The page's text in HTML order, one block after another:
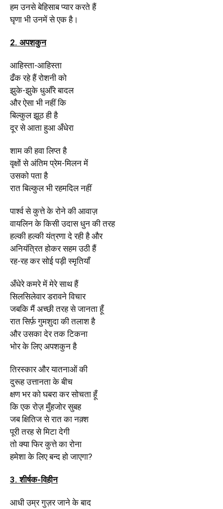
हम उनसे बेहिसाब प्यार करते हैं
घृणा भी उनमें से एक है।
2. अपशकुन
आहिस्ता-आहिस्ता
ढँक रहे हैं रोशनी को
झुके-झुके धुआँरे बादल
और ऐसा भी नहीं कि
बिल्कुल झूठ ही है
दूर से आता हुआ अँधेरा
शाम की हवा लिप्त है
वृक्षों से अंतिम प्रेम-मिलन में
उसको पता है
रात बिल्कुल भी रहमदिल नहीं
पार्श्व से कुत्ते के रोने की आवाज़
वायलिन के किसी उदास धुन की तरह
हल्की हल्की यंत्रणा दे रही है और
अनियंत्रित होकर सहम उठी हैं
रह-रह कर सोई पड़ी स्मृतियाँ
अँधेरे कमरे में मेरे साथ हैं
सिलसिलेवार डरावने विचार
जबकि मैं अच्छी तरह से जानता हूँ
रात सिर्फ़ गुमशुदा की तलाश है
और उसका देर तक टिकना
भोर के लिए अपशकुन है
तिरस्कार और यातनाओं की
दुरूह उत्तानता के बीच
क्षण भर को घबरा कर सोचता हूँ
कि एक रोज़ मुँहजोर सुबह
जब क्षितिज से रात का नक़्श
पूरी तरह से मिटा देगी
तो क्या फिर कुत्ते का रोना
हमेशा के लिए बन्द हो जाएगा?
3. शीर्षक-विहीन
आधी उम्र गुज़र जाने के बाद